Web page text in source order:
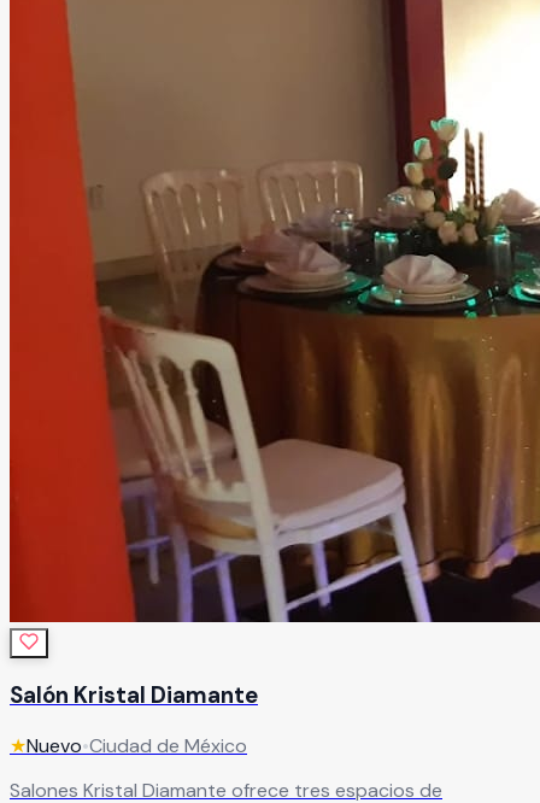
Salón Kristal Diamante
★Nuevo•Ciudad de México
Salones Kristal Diamante ofrece tres espacios de